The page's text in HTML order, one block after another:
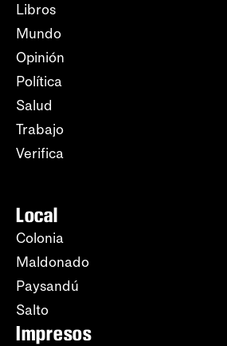
Libros
Mundo
Opinión
Política
Salud
Trabajo
Verifica
Local
Colonia
Maldonado
Paysandú
Salto
Impresos